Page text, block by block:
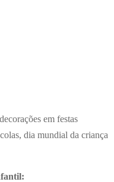
em festas
dia mundial da criança